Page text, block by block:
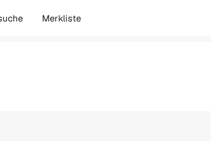
Merkliste